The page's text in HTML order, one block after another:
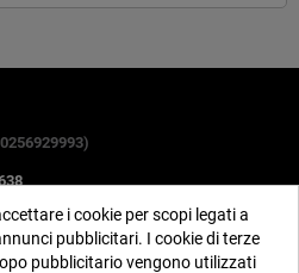
dalle 9 alle 14 e dalle 15 alle 18
i cookie per scopi legati a
pubblicitari. I cookie di terze
pubblicitario vengono utilizzati